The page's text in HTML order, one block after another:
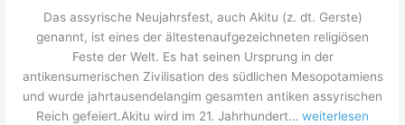
Das assyrische Neujahrsfest, auch Akitu (z. dt. Gerste)
genannt, ist eines der ältestenaufgezeichneten religiösen
Feste der Welt. Es hat seinen Ursprung in der
antikensumerischen Zivilisation des südlichen Mesopotamiens
und wurde jahrtausendelangim gesamten antiken assyrischen
Reich gefeiert.Akitu wird im 21. Jahrhundert… Akitu
weiterlesen